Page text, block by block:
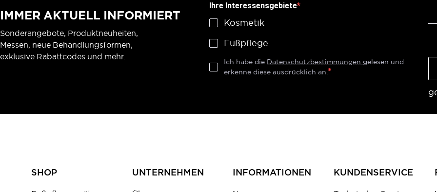
IMMER AKTUELL INFORMIERT
Sonderangebote, Produktneuheiten,
Messen, neue Behandlungsformen,
exklusive Rabattcodes und mehr.
Ihre Interessensgebiete
Kosmetik
Fußpflege
Ich habe die Datenschutzbestimmungengelesen und
erkenne diese ausdrücklich an.
SHOP UNTERNEHMEN INFORMATIONEN KUNDENSERVICE